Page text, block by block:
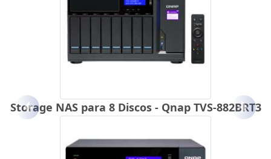
Storage NAS para 8 Discos - Qnap TVS-882BRT3
Anterior